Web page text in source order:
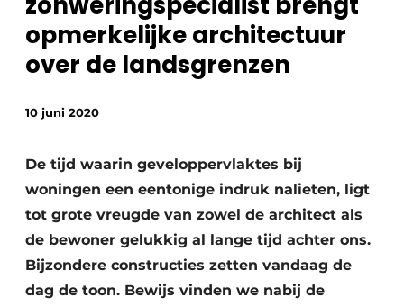
opmerkelijke architectuur
over de landsgrenzen
10 juni 2020
De tijd waarin geveloppervlaktes bij
woningen een eentonige indruk nalieten, ligt
tot grote vreugde van zowel de architect als
de bewoner gelukkig al lange tijd achter ons.
Bijzondere constructies zetten vandaag de
dag de toon. Bewijs vinden we nabij de